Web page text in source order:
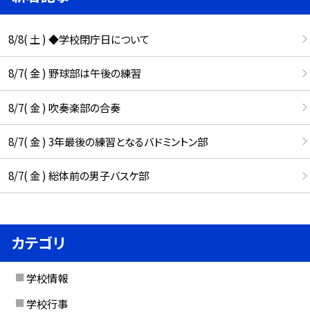
8/8( 土 ) ◆学校閉庁日について
8/7( 金 ) 野球部は午後の練習
8/7( 金 ) 吹奏楽部の合奏
8/7( 金 ) 3年最後の練習となるバドミントン部
8/7( 金 ) 総体前の男子バスケ部
カテゴリ
学校情報
学校行事